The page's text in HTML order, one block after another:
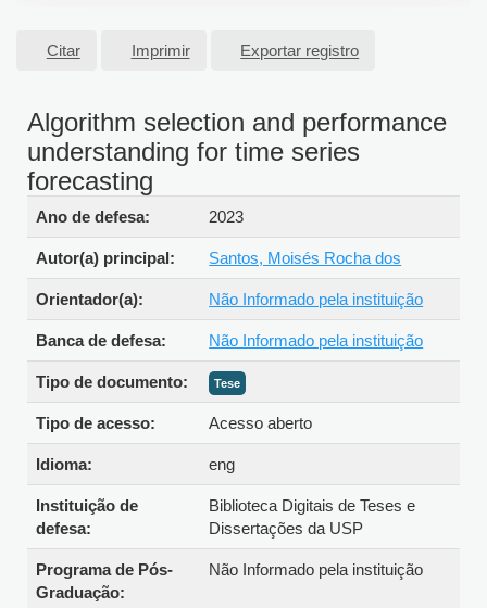
Citar Imprimir Exportar registro
Algorithm selection and performance
understanding for time series
forecasting
Detalhes bibliográficos
Ano de defesa: 2023
Autor(a) principal: Santos, Moisés Rocha dos
Orientador(a): Não Informado pela instituição
Banca de defesa: Não Informado pela instituição
Tipo de documento: Tese
Tipo de acesso: Acesso aberto
Idioma: eng
Instituição de
defesa:
Biblioteca Digitais de Teses e
Dissertações da USP
Programa de Pós-
Graduação:
Não Informado pela instituição